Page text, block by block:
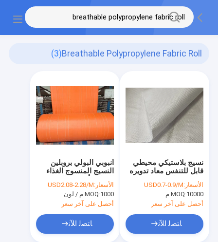
Breathable Polypropylene Fabric Roll
(3)
أنبوبي البولي بروبلين
النسيج المنسوج الغذاء
الزراعة أشرطة التسليح
الصناعية
الأسعار:USD2.08-2.28/M
MOQ:1000 م / لون
أحصل على آخر سعر
ﺎﺘﺼﻟ ﺍﻶﻧ
نسيج بلاستيكي محيطي
قابل للتنفس معاد تدويره
، نسيج بولي بروبيلين
عادي
الأسعار:USD0.7-0.9/M
MOQ:10000 م
أحصل على آخر سعر
ﺎﺘﺼﻟ ﺍﻶﻧ